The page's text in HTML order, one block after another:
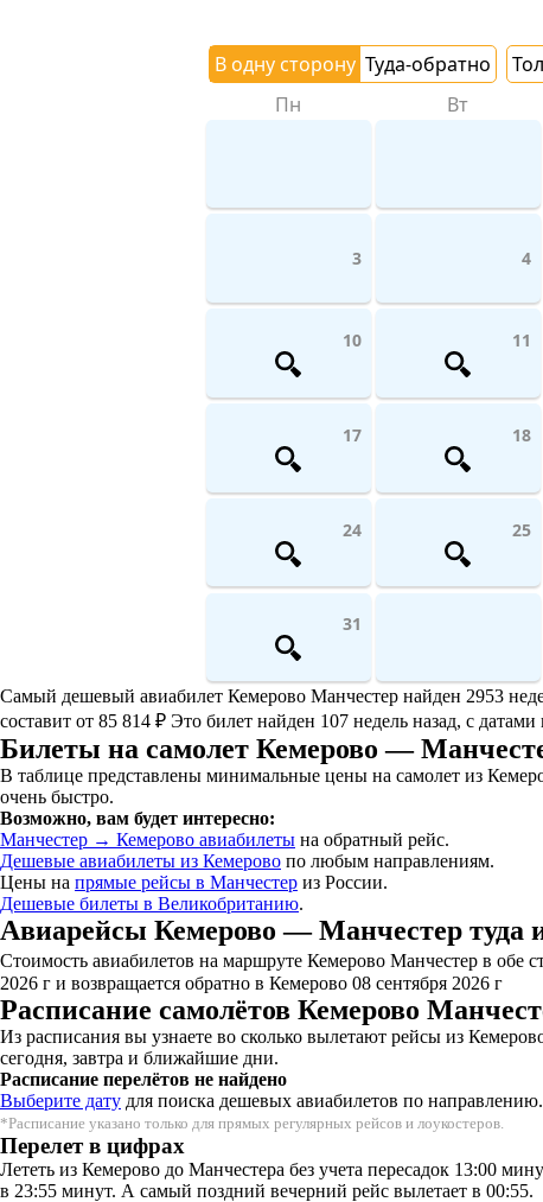
В одну сторону Туда-обратно
Пн Вт
3 4
10 11
17 18
24 25
31
Самый дешевый авиабилет Кемерово Манчестер найден 2953
составит от 85 814 ₽ Это билет найден 107 недель назад, с
Билеты на самолет Кемерово —
В таблице представлены минимальные цены на самолет из
очень быстро.
Возможно, вам будет интересно:
Манчестер → Кемерово авиабилеты на обратный рейс.
Дешевые авиабилеты из Кемерово по любым направлениям.
Цены на прямые рейсы в Манчестер из России.
Дешевые билеты в Великобританию.
Авиарейсы Кемерово — Манчестер туда
Стоимость авиабилетов на маршруте Кемерово Манчестер в обе
2026 г и возвращается обратно в Кемерово 08 сентября 2026 г
Расписание самолётов Кемерово
Из расписания вы узнаете во сколько вылетают рейсы из
сегодня, завтра и ближайшие дни.
Расписание перелётов не найдено
Выберите дату для поиска дешевых авиабилетов по направлению.
*Расписание указано только для прямых регулярных рейсов и лоукостеров.
Перелет в цифрах
Лететь из Кемерово до Манчестера без учета пересадок 13:00
в 23:55 минут. А самый поздний вечерний рейс вылетает в 00:55.